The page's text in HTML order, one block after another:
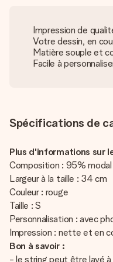
Impression de
Votre dessin, en
Matière souple et
Facile à
Spécifications de
Plus d'informations sur
Composition : 95%
Largeur à la taille : 34 cm
Couleur : rouge
Taille : S
Personnalisation : avec
Impression : nette et en
Bon à savoir :
- le string peut être lavé